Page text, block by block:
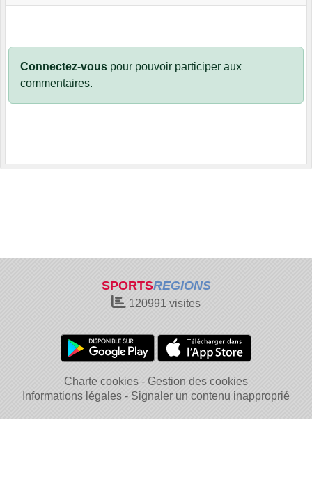
Connectez-vous pour pouvoir participer aux
commentaires.
SPORTSREGIONS
120991 visites
Charte cookies
Gestion des cookies
Informations légales
Signaler un contenu inapproprié